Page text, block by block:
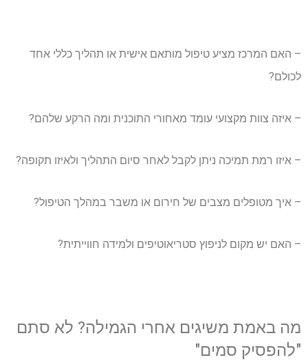
– האם המרכז מציע טיפול מותאם אישית או תהליך כללי אחד
לכולם?
– איזה צוות מקצועי עומד מאחורי התוכנית ומה הרקע שלהם?
– איזו רמת תמיכה ניתן לקבל לאחר סיום התהליך ולאיזו תקופה?
– איך מטופלים מצבים של חירום או משבר במהלך הטיפול?
– האם יש מקום לניפוץ סטריאוטיפים ולמידה חווייתית?
מה באמת משיגים אחרי הגמילה? לא סתם
"להפסיק סמים"